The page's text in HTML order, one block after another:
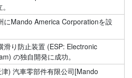
にMando America Corporationを設
滑り防止装置 (ESP: Electronic
の独自開発に成功。
) 汽車零部件有限公司[Mando